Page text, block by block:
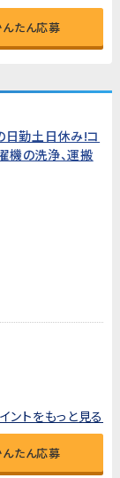
たん応募
日勤土日休み!コ
機の洗浄、運搬
ントをもっと見る
たん応募